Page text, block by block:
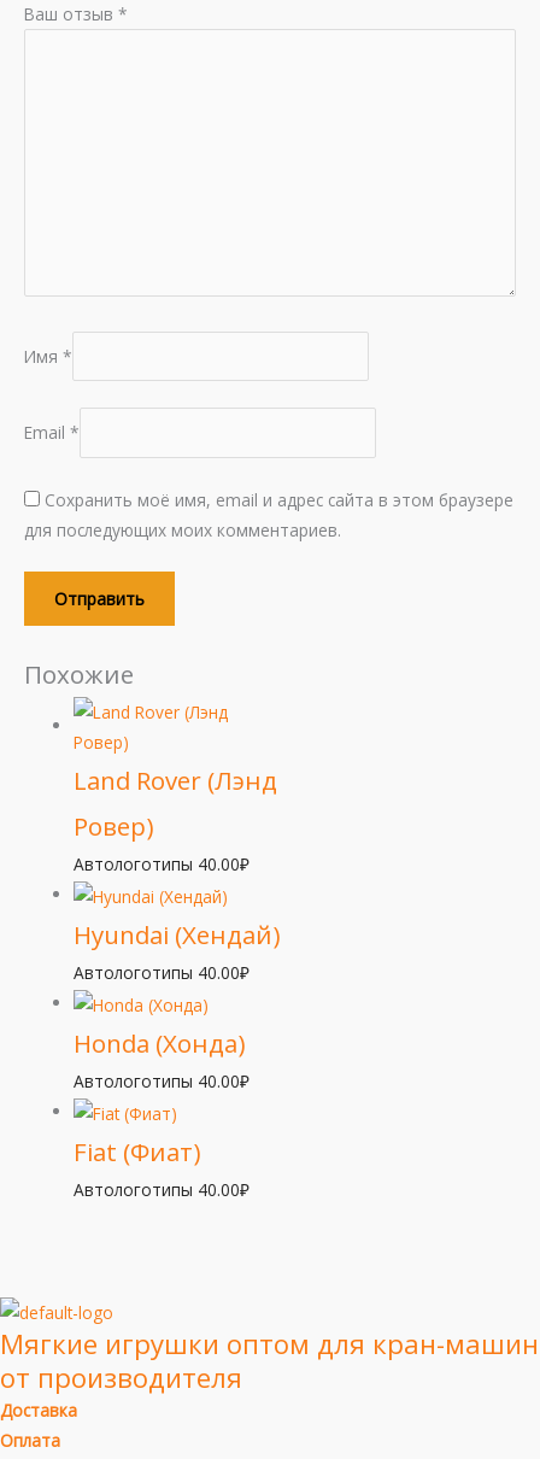
Ваш отзыв *
Имя *
Email *
Сохранить моё имя, email и адрес сайта в этом браузере
для последующих моих комментариев.
Похожие
Land Rover (Лэнд
Ровер)
Автологотипы 40.00₽
Hyundai (Хендай)
Автологотипы 40.00₽
Honda (Хонда)
Автологотипы 40.00₽
Fiat (Фиат)
Автологотипы 40.00₽
Мягкие игрушки оптом для кран-машин
от производителя
Доставка
Оплата